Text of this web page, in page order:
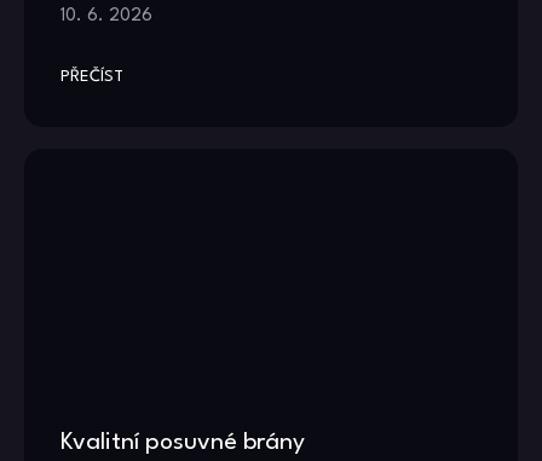
10. 6. 2026
PŘEČÍST
Kvalitní posuvné brány